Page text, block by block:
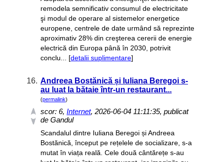
remodela semnificativ consumul de electricitate
şi modul de operare al sistemelor energetice
europene, centrele de date urmând să reprezinte
aproximativ 28% din creşterea cererii de energie
electrică din Europa până în 2030, potrivit
conclu... [detalii suplimentare]
16. Andreea Bostănică și Iuliana Beregoi s-
au luat la bătaie într-un restaurant...
(permalink)
scor: 6, Internet, 2026-06-04 11:11:35, publicat
de Gandul
Scandalul dintre Iuliana Beregoi și Andreea
Bostănică, început pe rețelele de socializare, s-a
mutat în viața reală. Cele două cântărețe s-au